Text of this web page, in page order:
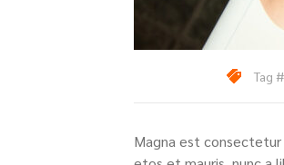
Tag
Magna est